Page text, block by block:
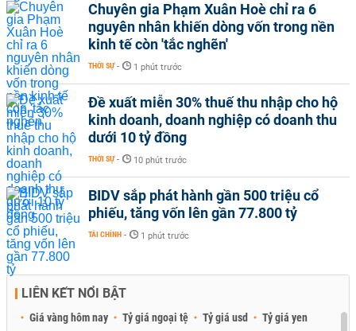
Chuyên gia Phạm Xuân Hoè chỉ ra 6
nguyên nhân khiến dòng vốn trong nền
kinh tế còn 'tắc nghẽn'
THỜI SỰ - 1 phút trước
Đề xuất miễn 30% thuế thu nhập cho hộ
kinh doanh, doanh nghiệp có doanh thu
dưới 10 tỷ đồng
THỜI SỰ - 10 phút trước
BIDV sắp phát hành gần 500 triệu cổ
phiếu, tăng vốn lên gần 77.800 tỷ
TÀI CHÍNH - 1 phút trước
LIÊN KẾT NỔI BẬT
Giá vàng hôm nay Tỷ giá ngoại tệ Tỷ giá usd Tỷ giá yen